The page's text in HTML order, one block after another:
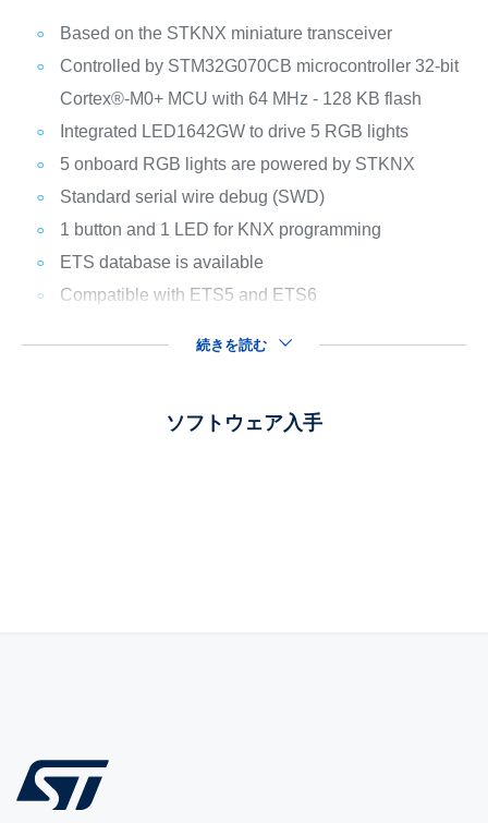
Based on the STKNX miniature transceiver
Controlled by STM32G070CB microcontroller 32-bit
Cortex®-M0+ MCU with 64 MHz - 128 KB flash
Integrated LED1642GW to drive 5 RGB lights
5 onboard RGB lights are powered by STKNX
Standard serial wire debug (SWD)
1 button and 1 LED for KNX programming
ETS database is available
Compatible with ETS5 and ETS6
続きを読む
ソフトウェア入手